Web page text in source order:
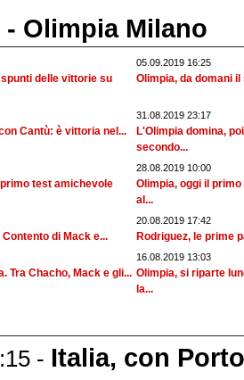
Olimpia Milano
delle vittorie su
05.09.2019 16:25
Olimpia, da domani
Cantù: è vittoria nel...
31.08.2019 23:17
L'Olimpia domina,
secondo...
test amichevole
28.08.2019 10:00
Olimpia, oggi il
al...
di Mack e...
20.08.2019 17:42
Rodriguez, le prime
Tra Chacho, Mack e gli...
16.08.2019 13:03
Olimpia, si riparte
la...
- Italia, con